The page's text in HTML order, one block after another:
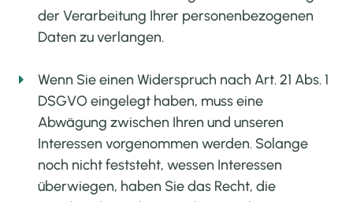
der Verarbeitung Ihrer personenbezogenen
Daten zu verlangen.
Wenn Sie einen Widerspruch nach Art. 21 Abs. 1
DSGVO eingelegt haben, muss eine
Abwägung zwischen Ihren und unseren
Interessen vorgenommen werden. Solange
noch nicht feststeht, wessen Interessen
überwiegen, haben Sie das Recht, die